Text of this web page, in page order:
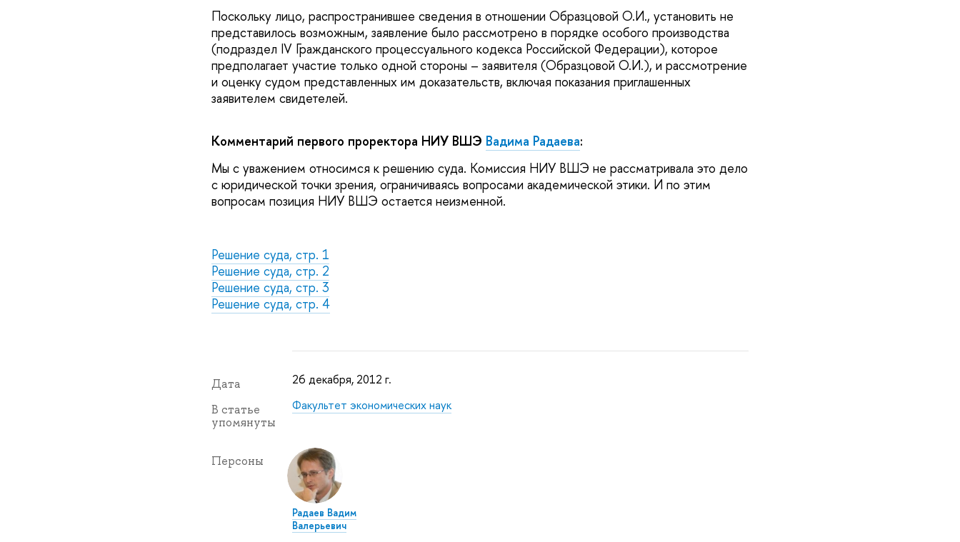
Поскольку лицо, распространившее сведения в отношении Образцовой О.И., установить не
представилось возможным, заявление было рассмотрено в порядке особого производства
(подраздел IV Гражданского процессуального кодекса Российской Федерации), которое
предполагает участие только одной стороны – заявителя (Образцовой О.И.), и рассмотрение
и оценку судом представленных им доказательств, включая показания приглашенных
заявителем свидетелей.
Комментарий первого проректора НИУ ВШЭ Вадима Радаева:
Мы с уважением относимся к решению суда. Комиссия НИУ ВШЭ не рассматривала это дело
с юридической точки зрения, ограничиваясь вопросами академической этики. И по этим
вопросам позиция НИУ ВШЭ остается неизменной.
Решение суда, стр. 1
Решение суда, стр. 2
Решение суда, стр. 3
Решение суда, стр. 4
Дата 26 декабря, 2012 г.
В статье
упомянуты
Факультет экономических наук
Персоны
Радаев Вадим
Валерьевич